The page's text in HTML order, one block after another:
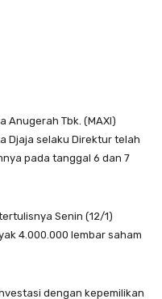
Anugerah Tbk. (MAXI)
Djaja selaku Direktur telah
pada tanggal 6 dan 7
Senin (12/1)
4.000.000 lembar saham
dengan kepemilikan